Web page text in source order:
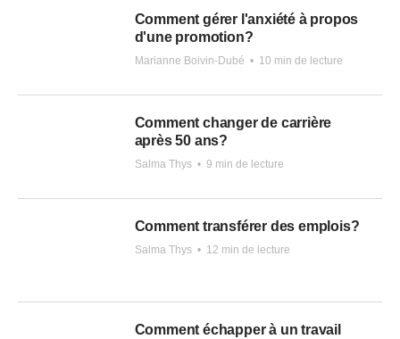
Comment gérer l'anxiété à propos
d'une promotion?
Marianne Boivin-Dubé • 10 min de lecture
Comment changer de carrière
après 50 ans?
Salma Thys • 9 min de lecture
Comment transférer des emplois?
Salma Thys • 12 min de lecture
Comment échapper à un travail